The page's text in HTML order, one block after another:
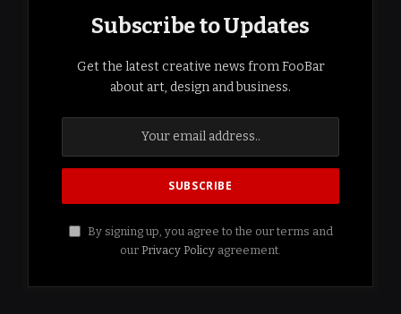
Subscribe to Updates
Get the latest creative news from FooBar
about art, design and business.
By signing up, you agree to the our terms and
our Privacy Policy agreement.